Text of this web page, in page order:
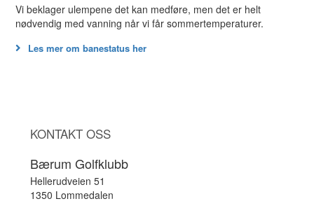
Vi beklager ulempene det kan medføre, men det er helt
nødvendig med vanning når vi får sommertemperaturer.
Les mer om banestatus her
KONTAKT OSS
Bærum Golfklubb
Hellerudveien 51
1350 Lommedalen